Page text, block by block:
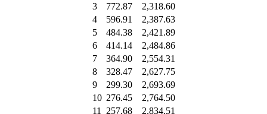
3
772.87
2,318.60
4
596.91
2,387.63
5
484.38
2,421.89
6
414.14
2,484.86
7
364.90
2,554.31
8
328.47
2,627.75
9
299.30
2,693.69
10 276.45
2,764.50
11
257.68
2,834.51